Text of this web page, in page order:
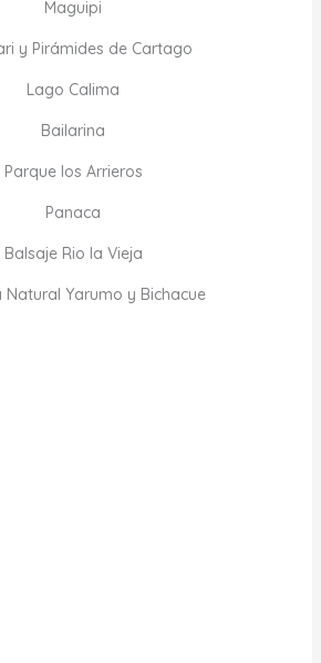
Maguipi
y Pirámides de Cartago
Lago Calima
Bailarina
Parque los Arrieros
Panaca
Balsaje Rio la Vieja
Natural Yarumo y Bichacue